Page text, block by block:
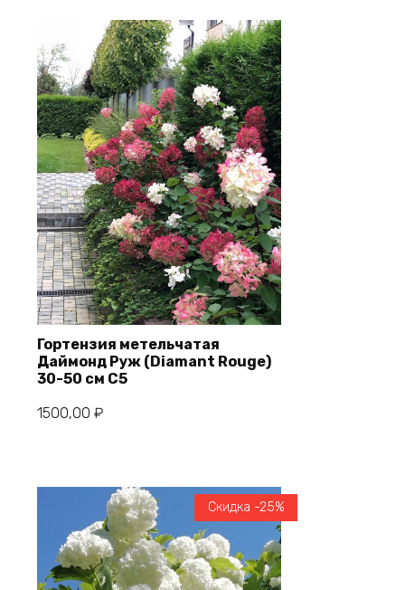
Гортензия метельчатая
Даймонд Руж (Diamant Rouge)
30-50 см С5
1500,00 ₽
Скидка -25%